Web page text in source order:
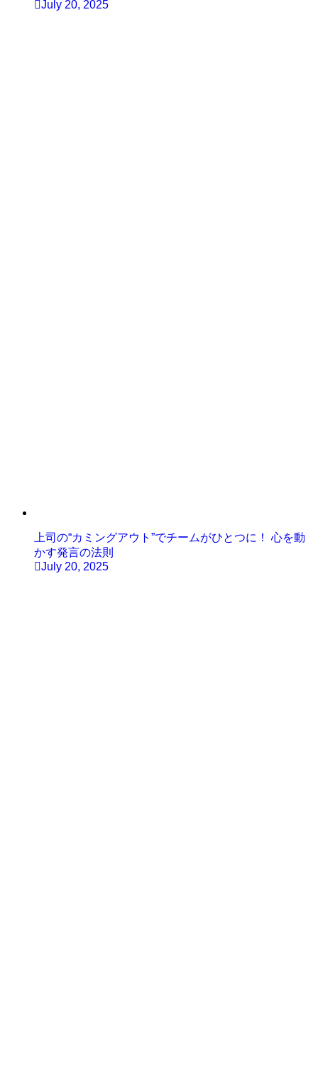
July 20, 2025
上司の“カミングアウト”でチームがひとつに！ 心を動
かす発言の法則
July 20, 2025